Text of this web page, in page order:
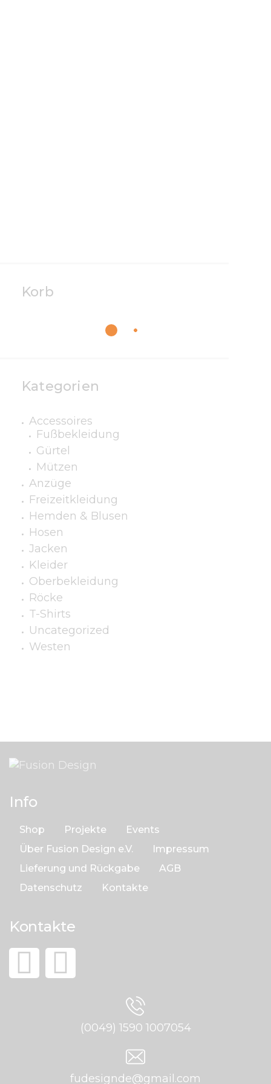
Korb
Kategorien
Accessoires
Fußbekleidung
Gürtel
Mützen
Anzüge
Freizeitkleidung
Hemden & Blusen
Hosen
Jacken
Kleider
Oberbekleidung
Röcke
T-Shirts
Uncategorized
Westen
Info
Shop Projekte
Events
Über Fusion Design e.V.
Impressum
Lieferung und Rückgabe
AGB
Datenschutz
Kontakte
Kontakte
(0049) 1590 1007054
fudesignde@gmail.com